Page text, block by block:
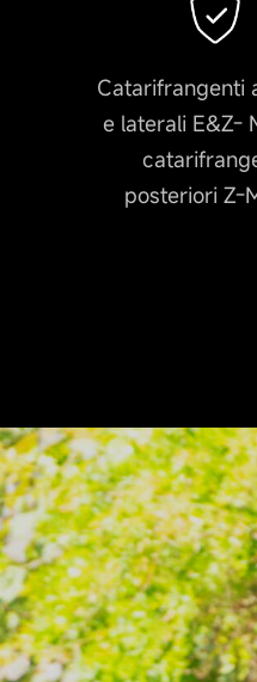
Catarifrangenti
e laterali E&Z-
posteriori Z-